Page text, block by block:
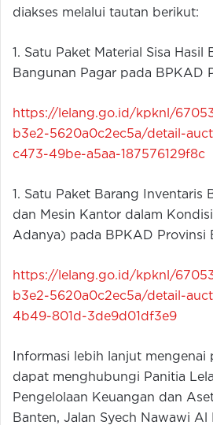
diakses melalui tautan berikut:
1. Satu Paket Material Sisa Hasil
Bangunan Pagar pada BPKAD
https://lelang.go.id/kpknl/
b3e2-5620a0c2ec5a/detail-
c473-49be-a5aa-187576129f8c
1. Satu Paket Barang Inventaris
dan Mesin Kantor dalam
Adanya) pada BPKAD Provinsi
https://lelang.go.id/kpknl/
b3e2-5620a0c2ec5a/detail-
4b49-801d-3de9d01df3e9
Informasi lebih lanjut mengenai
dapat menghubungi Panitia
Pengelolaan Keuangan dan
Banten, Jalan Syech Nawawi Al